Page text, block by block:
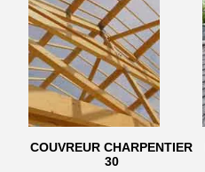
COUVREUR CHARPENTIER
30